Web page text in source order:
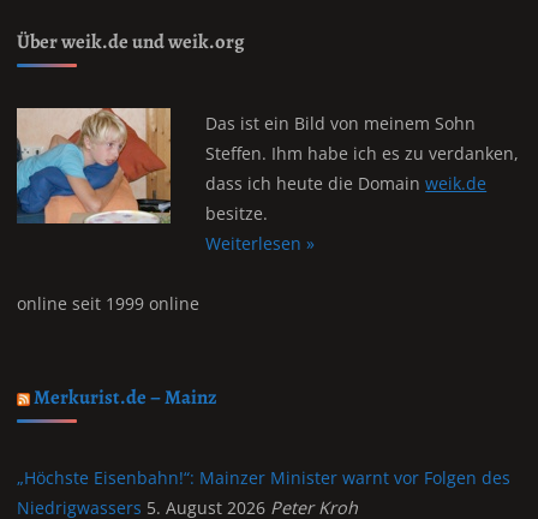
Über weik.de und weik.org
Das ist ein Bild von meinem Sohn
Steffen. Ihm habe ich es zu verdanken,
dass ich heute die Domainweik.de
besitze.
Weiterlesen »
online seit 1999 online
Merkurist.de – Mainz
„Höchste Eisenbahn!“: Mainzer Minister warnt vor Folgen des
Niedrigwassers 5. August 2026 Peter Kroh